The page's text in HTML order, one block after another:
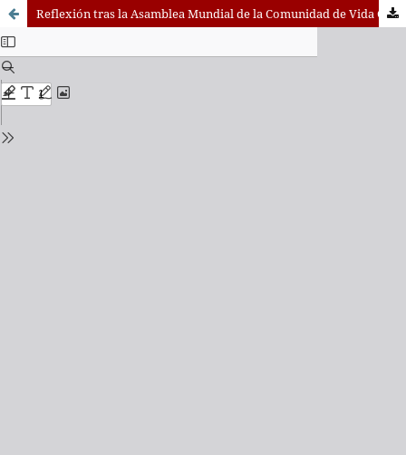
Reflexión tras la Asamblea Mundial de la Comunidad de Vida Cristiana (CVX) en Hong Kong